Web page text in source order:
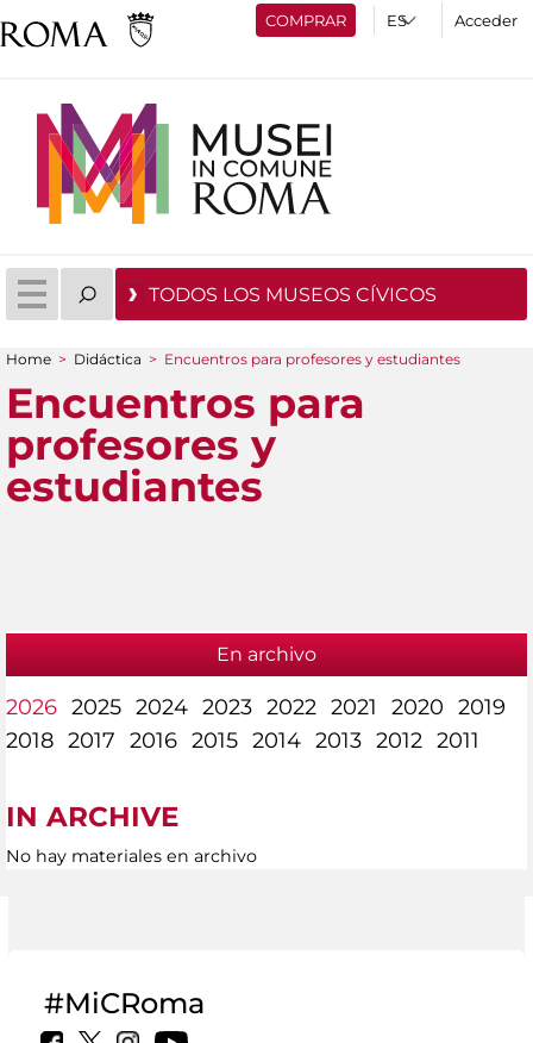
COMPRAR Acceder
TODOS LOS MUSEOS CÍVICOS
You are here
Home > Didáctica > Encuentros para profesores y estudiantes
Encuentros para
profesores y
estudiantes
En archivo
2026 2025 2024 2023 2022 2021 2020 2019
2018 2017 2016 2015 2014 2013 2012 2011
IN ARCHIVE
No hay materiales en archivo
#MiCRoma